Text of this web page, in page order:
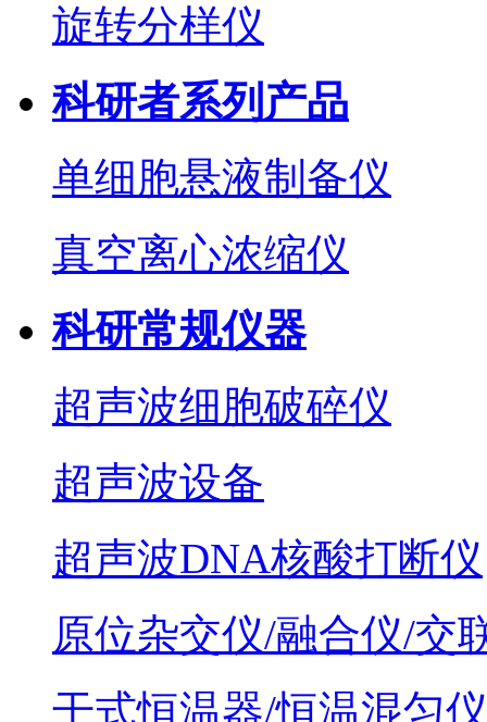
旋转分样仪
科研者系列产品
单细胞悬液制备仪
真空离心浓缩仪
科研常规仪器
超声波细胞破碎仪
超声波设备
超声波DNA核酸打断仪
原位杂交仪/融合仪/交
干式恒温器/恒温混匀仪